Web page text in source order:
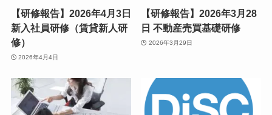
【研修報告】2026年4月3日
新入社員研修（賃貸新人研
修）
2026年4月4日
【研修報告】2026年3月28
日 不動産売買基礎研修
2026年3月29日